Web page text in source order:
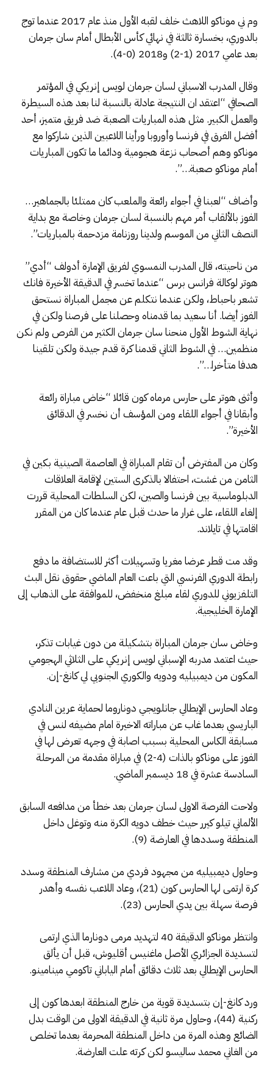
وم ني موناكو اللاهث خلف لقبه الأول منذ عام 2017 عندما توج
بالدوري، بخسارة ثالثة في نهائي كأس الأبطال أمام سان جرمان
بعد عامي 2017 (1-2) و2018 (0-4).
وقال المدرب الاسباني لسان جرمان لويس إنريكي في المؤتمر
الصحافي “اعتقد ان النتيجة عادلة بالنسبة لنا بعد هذه السيطرة
والعمل الكبير. مثل هذه المباريات الصعبة ضد فريق متميز، أحد
أفضل الفرق في فرنسا وأوروبا ورأينا اللاعبين الذين شاركوا مع
موناكو وهم أصحاب نزعة هجومية ودائما ما تكون المباريات
أمام موناكو صعبة…”.
وأضاف “لعبنا في أجواء رائعة والملعب كان ممتلئا بالجماهير…
الفوز بالألقاب أمر مهم بالنسبة لسان جرمان وخاصة مع بداية
النصف الثاني من الموسم ولدينا روزنامة مزدحمة بالمباريات”.
من ناحيته، قال المدرب النمسوي لفريق الإمارة أدولف “أدي”
هوتر لوكالة فرانس برس “عندما تخسر في الدقيقة الأخيرة فانك
تشعر باحباط، ولكن عندما نتكلم عن مجمل المباراة نستحق
الفوز أيضا. أنا سعيد بما قدمناه وحصلنا على فرصنا ولكن في
نهاية الشوط الأول منحنا سان جرمان الكثير من الفرص ولم نكن
منظمين… في الشوط الثاني قدمنا كرة قدم جيدة ولكن تلقينا
هدفا متأخرا…”.
وأثنى هوتر على حارس مرماه كون قائلا “خاض مباراة رائعة
وأبقانا في أجواء اللقاء ومن المؤسف أن نخسر في الدقائق
الأخيرة”.
وكان من المفترض أن تقام المباراة في العاصمة الصينية بكين في
الثامن من غشت، احتفالا بالذكرى الستين لإقامة العلاقات
الدبلوماسية بين فرنسا والصين، لكن السلطات المحلية قررت
إلغاء اللقاء، على غرار ما حدث قبل عام عندما كان من المقرر
اقامتها في تايلاند.
وقد مت قطر عرضا مغريا وتسهيلات أكثر للاستضافة ما دفع
رابطة الدوري الفرنسي التي باعت العام الماضي حقوق نقل البث
التلفزيوني للدوري لقاء مبلغ منخفض، للموافقة على الذهاب إلى
الإمارة الخليجية.
وخاض سان جرمان المباراة بتشكيلة من دون غيابات تذكر،
حيث اعتمد مدربه الإسباني لويس إنريكي على الثلاثي الهجومي
المكون من ديمبيليه ودويه والكوري الجنوبي لي كانغ-إن.
وعاد الحارس الإيطالي جانلويجي دوناروما لحماية عرين النادي
الباريسي بعدما غاب عن مباراته الاخيرة امام مضيفه لنس في
مسابقة الكاس المحلية بسبب اصابة في وجهه تعرض لها في
الفوز على موناكو بالذات (4-2) في مباراة مقدمة من المرحلة
السادسة عشرة في 18 ديسمبر الماضي.
ولاحت الفرصة الاولى لسان جرمان بعد خطأ من مدافعه السابق
الألماني تيلو كيرر حيث خطف دويه الكرة منه وتوغل داخل
المنطقة وسددها في العارضة (9).
وحاول ديمبيليه من مجهود فردي من مشارف المنطقة وسدد
كرة ارتمى لها الحارس كون (21)، وعاد اللاعب نفسه وأهدر
فرصة سهلة بين يدي الحارس (23).
وانتظر موناكو الدقيقة 40 لتهديد مرمى دونارما الذي ارتمى
لتسديدة الجزائري الأصل ماغنيس أقليوش، قبل أن يألق
الحارس الإيطالي بعد ثلاث دقائق أمام الياباني تاكومي مينامينو.
ورد كانغ-إن بتسديدة قوية من خارج المنطقة ابعدها كون إلى
ركنية (44)، وحاول مرة ثانية في الدقيقة الاولى من الوقت بدل
الضائع وهذه المرة من داخل المنطقة المحرمة بعدما تخلص
من الغاني محمد ساليسو لكن كرته علت العارضة.